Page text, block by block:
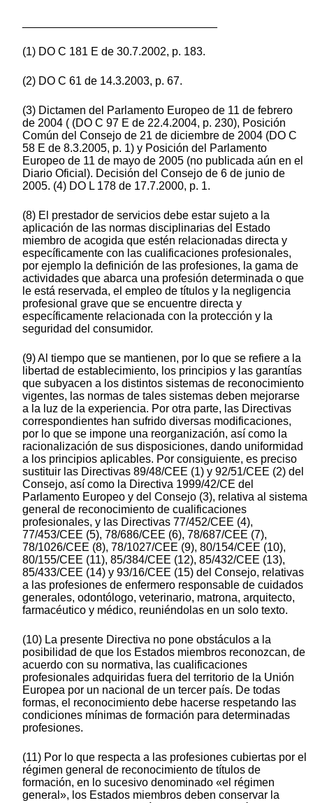
(1) DO C 181 E de 30.7.2002, p. 183.
(2) DO C 61 de 14.3.2003, p. 67.
(3) Dictamen del Parlamento Europeo de 11 de febrero
de 2004 ( (DO C 97 E de 22.4.2004, p. 230), Posición
Común del Consejo de 21 de diciembre de 2004 (DO C
58 E de 8.3.2005, p. 1) y Posición del Parlamento
Europeo de 11 de mayo de 2005 (no publicada aún en el
Diario Oficial). Decisión del Consejo de 6 de junio de
2005. (4) DO L 178 de 17.7.2000, p. 1.
(8) El prestador de servicios debe estar sujeto a la
aplicación de las normas disciplinarias del Estado
miembro de acogida que estén relacionadas directa y
específicamente con las cualificaciones profesionales,
por ejemplo la definición de las profesiones, la gama de
actividades que abarca una profesión determinada o que
le está reservada, el empleo de títulos y la negligencia
profesional grave que se encuentre directa y
específicamente relacionada con la protección y la
seguridad del consumidor.
(9) Al tiempo que se mantienen, por lo que se refiere a la
libertad de establecimiento, los principios y las garantías
que subyacen a los distintos sistemas de reconocimiento
vigentes, las normas de tales sistemas deben mejorarse
a la luz de la experiencia. Por otra parte, las Directivas
correspondientes han sufrido diversas modificaciones,
por lo que se impone una reorganización, así como la
racionalización de sus disposiciones, dando uniformidad
a los principios aplicables. Por consiguiente, es preciso
sustituir las Directivas 89/48/CEE (1) y 92/51/CEE (2) del
Consejo, así como la Directiva 1999/42/CE del
Parlamento Europeo y del Consejo (3), relativa al sistema
general de reconocimiento de cualificaciones
profesionales, y las Directivas 77/452/CEE (4),
77/453/CEE (5), 78/686/CEE (6), 78/687/CEE (7),
78/1026/CEE (8), 78/1027/CEE (9), 80/154/CEE (10),
80/155/CEE (11), 85/384/CEE (12), 85/432/CEE (13),
85/433/CEE (14) y 93/16/CEE (15) del Consejo, relativas
a las profesiones de enfermero responsable de cuidados
generales, odontólogo, veterinario, matrona, arquitecto,
farmacéutico y médico, reuniéndolas en un solo texto.
(10) La presente Directiva no pone obstáculos a la
posibilidad de que los Estados miembros reconozcan, de
acuerdo con su normativa, las cualificaciones
profesionales adquiridas fuera del territorio de la Unión
Europea por un nacional de un tercer país. De todas
formas, el reconocimiento debe hacerse respetando las
condiciones mínimas de formación para determinadas
profesiones.
(11) Por lo que respecta a las profesiones cubiertas por el
régimen general de reconocimiento de títulos de
formación, en lo sucesivo denominado «el régimen
general», los Estados miembros deben conservar la